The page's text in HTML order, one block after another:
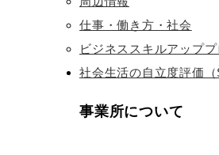
仕事・働き方・社会
ビジネススキルアップ
社会生活の自立度評価（
事業所について